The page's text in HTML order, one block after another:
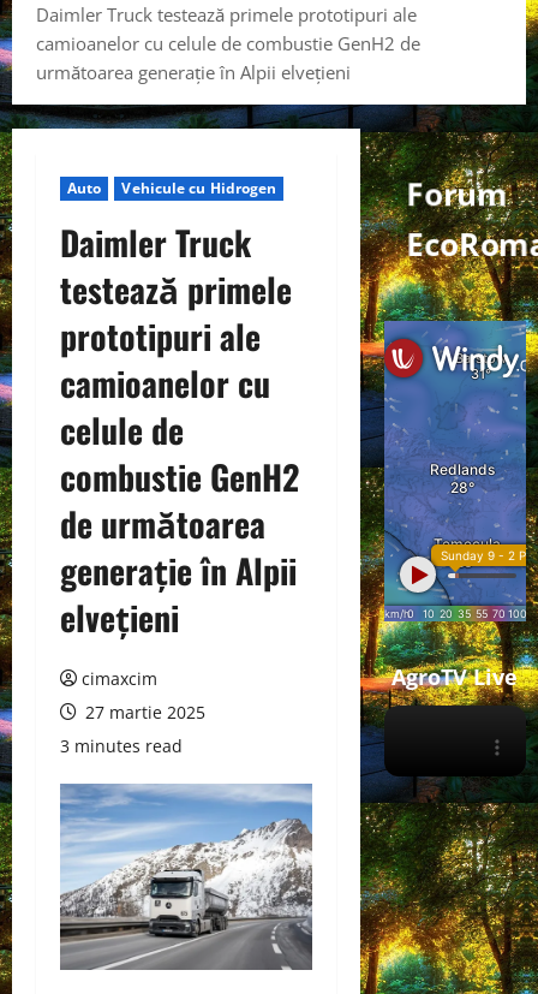
Daimler Truck testează primele prototipuri ale
camioanelor cu celule de combustie GenH2 de
următoarea generație în Alpii elvețieni
Auto Vehicule cu Hidrogen
Daimler Truck
testează primele
prototipuri ale
camioanelor cu
celule de
combustie GenH2
de următoarea
generație în Alpii
elvețieni
cimaxcim
27 martie 2025
3 minutes read
Forum
AgroTV Live